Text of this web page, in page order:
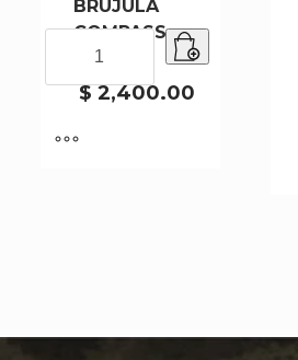
BRUJULA
COMPASS
29017
$2,400.00
COMPASS
29017